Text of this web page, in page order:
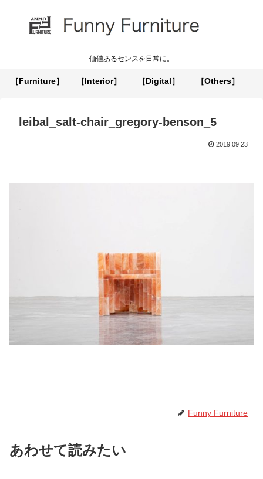
価値あるセンスを日常に。
［Furniture］ ［Interior］ ［Digital］ ［Others］
leibal_salt-chair_gregory-benson_5
2019.09.23
Funny Furniture
あわせて読みたい